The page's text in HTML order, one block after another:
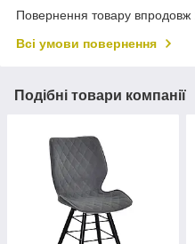
Повернення товару впродовж
Всі умови повернення
Подібні товари компанії